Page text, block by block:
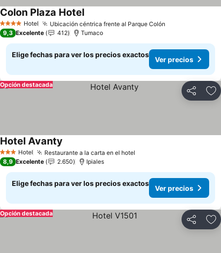
4 EstrellasHotel Ubicación céntrica frente al Parque Colón
Colon Plaza HotelVer precios
9,3 Excelente 412 Tumaco
Elige fechas para ver los precios exactos
Ver precios
Compartir
Opción destacada
3 Estrellas
Hotel Restaurante a la carta en el hotel
Hotel Avanty
8,9 Excelente 2.650 Ipiales
Elige fechas para ver los precios exactos
Ver precios
Compartir
Opción destacada